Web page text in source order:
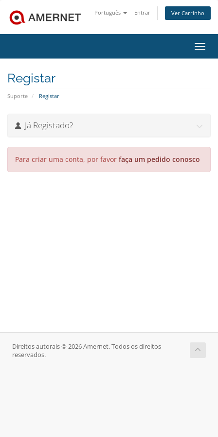
Português Entrar Ver Carrinho
Registar
Suporte Registar
Já Registado?
Para criar uma conta, por favor faça um pedido conosco
Direitos autorais © 2026 Amernet. Todos os direitos
reservados.